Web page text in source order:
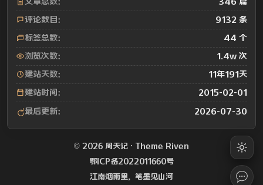
评论数目： 9132 条
标签总数： 44 个
浏览次数： 1.4w 次
建站天数： 11年191天
建站时间： 2015-02-01
最后更新： 2026-07-30
© 2026 周天记 · Theme
Riven
鄂ICP备2022011660号
江南烟雨里，笔墨见山河